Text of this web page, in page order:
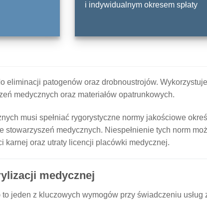
i indywidualnym okresem spłaty
eliminacji patogenów oraz drobnoustrojów.
medycznych oraz materiałów opatrunkowych.
musi spełniać rygorystyczne normy jakościowe
stowarzyszeń medycznych. Niespełnienie tych norm
karnej oraz utraty licencji placówki medycznej.
medycznej
jeden z kluczowych wymogów przy świadczeniu usług